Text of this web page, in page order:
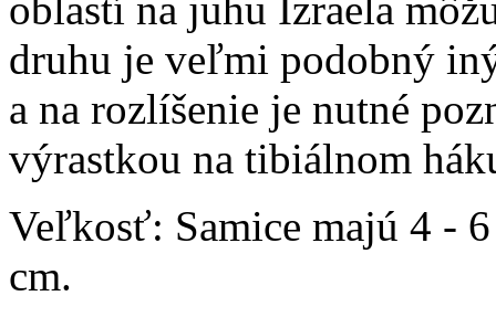
druhu je veľmi podobný
a na rozlíšenie je nutné
výrastkou na tibiálnom
Veľkosť: Samice majú 4 -
cm.